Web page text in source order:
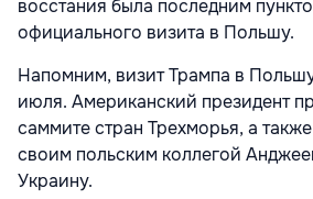
восстания была последним
официального визита в Польшу.
Напомним, визит Трампа в
июля. Американский президент
саммите стран Трехморья, а
своим польским коллегой
Украину.